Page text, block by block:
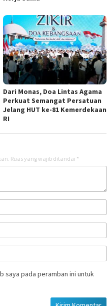
Dari Monas, Doa Lintas Agama
Perkuat Semangat Persatuan
Jelang HUT ke-81 Kemerdekaan
RI
Ruas yang wajib ditandai *
saya pada peramban ini untuk